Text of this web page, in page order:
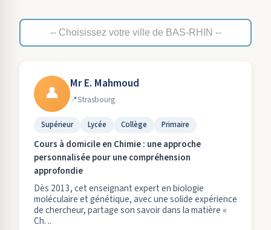
👤 Mr E. Mahmoud
Strasbourg
Supérieur Lycée Collège Primaire
Cours à domicile en Chimie : une approche
personnalisée pour une compréhension
approfondie
Dès 2013, cet enseignant expert en biologie
moléculaire et génétique, avec une solide expérience
de chercheur, partage son savoir dans la matière «
Ch. ..